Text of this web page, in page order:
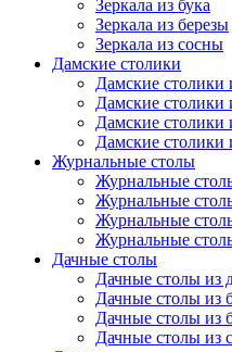
Зеркала из бука
Зеркала из березы
Зеркала из сосны
Дамские столики
Дамские столики
Дамские столики
Дамские столики
Дамские столики
Журнальные столы
Журнальные
Журнальные
Журнальные
Журнальные
Дачные столы
Дачные столы из
Дачные столы из
Дачные столы из
Дачные столы из